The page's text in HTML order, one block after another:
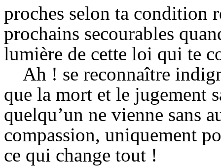
proches selon ta condition
prochains secourables
lumière de cette loi qui te
Ah ! se reconnaître
que la mort et le jugement
quelqu’un ne vienne sans
compassion, uniquement
ce qui change tout !